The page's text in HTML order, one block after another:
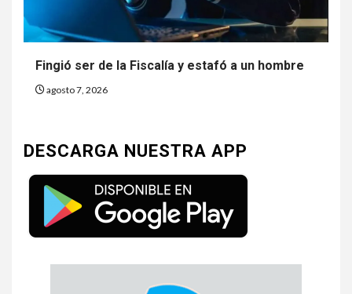
Fingió ser de la Fiscalía y estafó a un hombre
agosto 7, 2026
DESCARGA NUESTRA APP